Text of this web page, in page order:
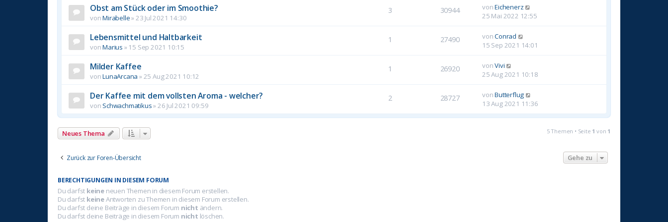
Obst am Stück oder im Smoothie?
vonMirabelle»23 Jul 2021 14:30
3 30944 vonEichenerz
25 Mai 2022 12:55
Lebensmittel und Haltbarkeit
vonMarius » 15 Sep 2021 10:15
1 27490 vonConrad
15 Sep 2021 14:01
Milder Kaffee
vonLunaArcana »25 Aug 2021 10:12
1 26920 vonVivi
25 Aug 2021 10:18
Der Kaffee mit dem vollsten Aroma - welcher?
von Schwachmatikus»26 Jul 2021 09:59
2 28727 vonButterflug
13 Aug 2021 11:36
Neues Thema 5 Themen • Seite 1 von 1
Zurück zur Foren-Übersicht Gehe zu
BERECHTIGUNGEN IN DIESEM FORUM
Du darfst keine neuen Themen in diesem Forum erstellen.
Du darfst keineAntworten zu Themen in diesem Forum erstellen.
Du darfst deine Beiträge in diesem Forum nicht ändern.
Du darfst deine Beiträge in diesem Forum nicht löschen.